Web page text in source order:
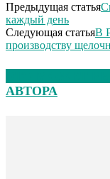
Предыдущая статья
каждый день
Следующая статьяВ
производству
АВТОРА